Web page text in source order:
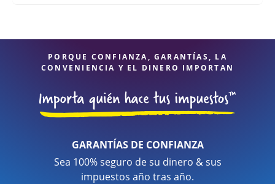
PORQUE CONFIANZA, GARANTÍAS, LA
CONVENIENCIA Y EL DINERO IMPORTAN
GARANTÍAS DE CONFIANZA
Sea 100% seguro de su dinero & sus
impuestos año tras año.